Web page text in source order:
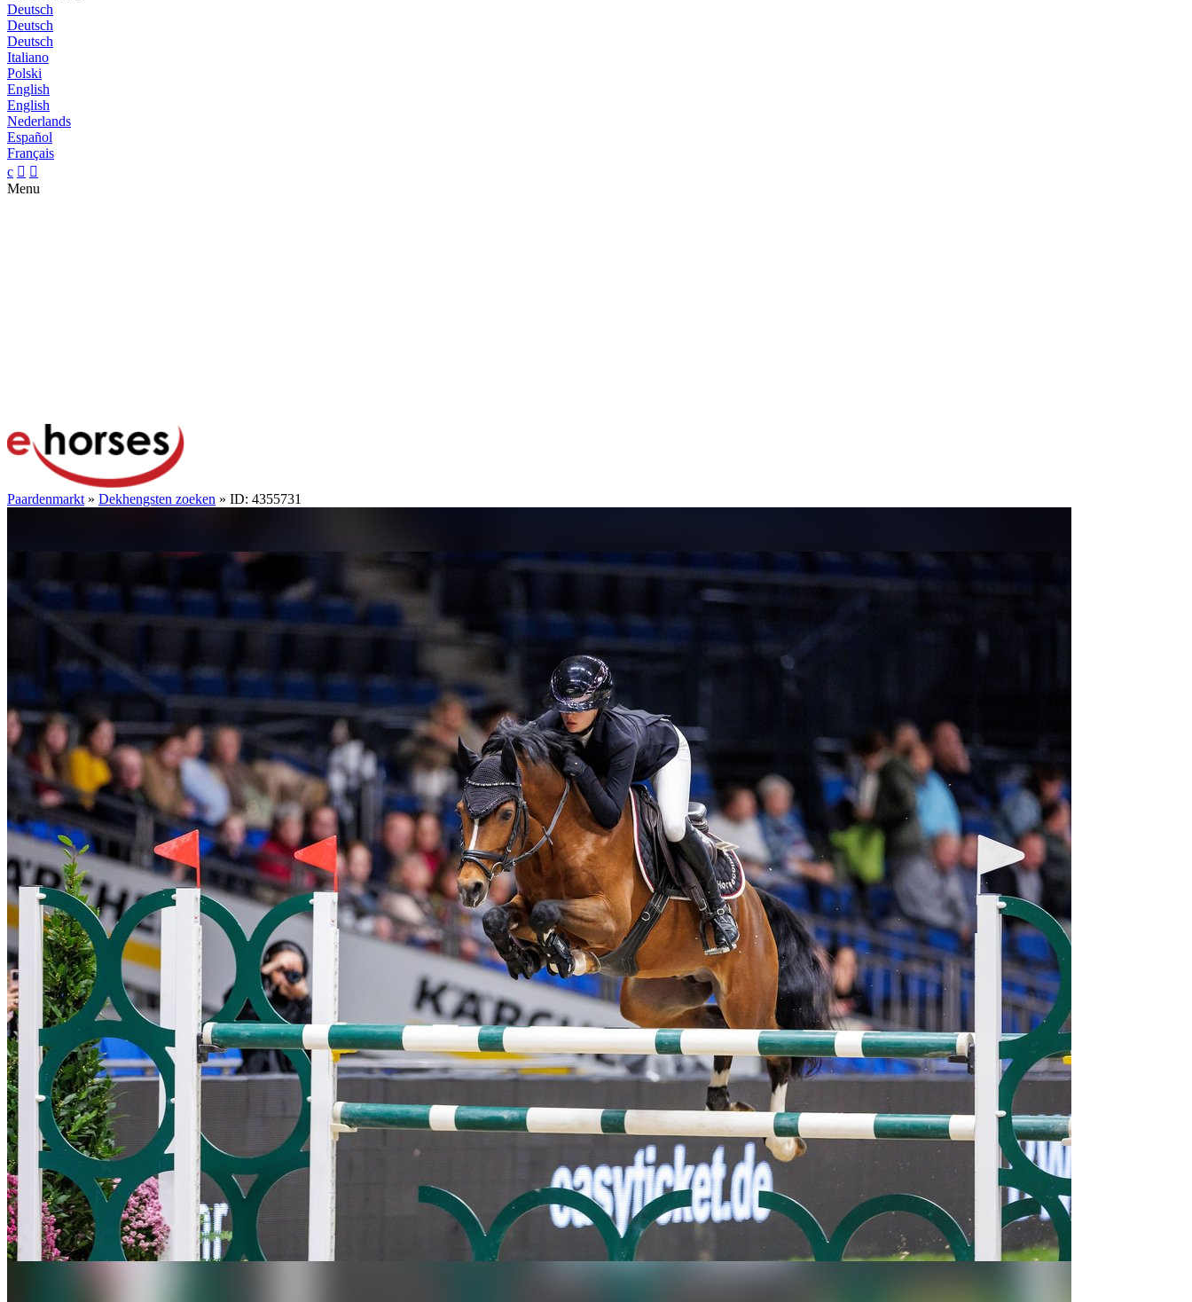
Deutsch
Deutsch
Deutsch
Italiano
Polski
English
English
Nederlands
Español
Français
c  
Menu
Paardenmarkt » Dekhengsten zoeken » ID: 4355731